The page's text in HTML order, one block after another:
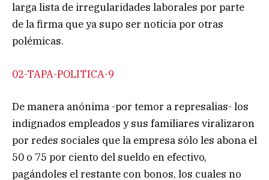
larga lista de irregularidades laborales por parte
de la firma que ya supo ser noticia por otras
polémicas.
02-TAPA-POLITICA-9
De manera anónima -por temor a represalias- los
indignados empleados y sus familiares viralizaron
por redes sociales que la empresa sólo les abona el
50 o 75 por ciento del sueldo en efectivo,
pagándoles el restante con bonos, los cuales no